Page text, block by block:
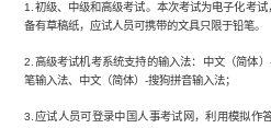
1.初级、中级和高级考试。本次考试为电子化考
备有草稿纸，应试人员可携带的文具只限于铅笔。
2.高级考试机考系统支持的输入法：中文（简体
笔输入法、中文（简体）-搜狗拼音输入法；
3.应试人员可登录中国人事考试网，利用模拟作